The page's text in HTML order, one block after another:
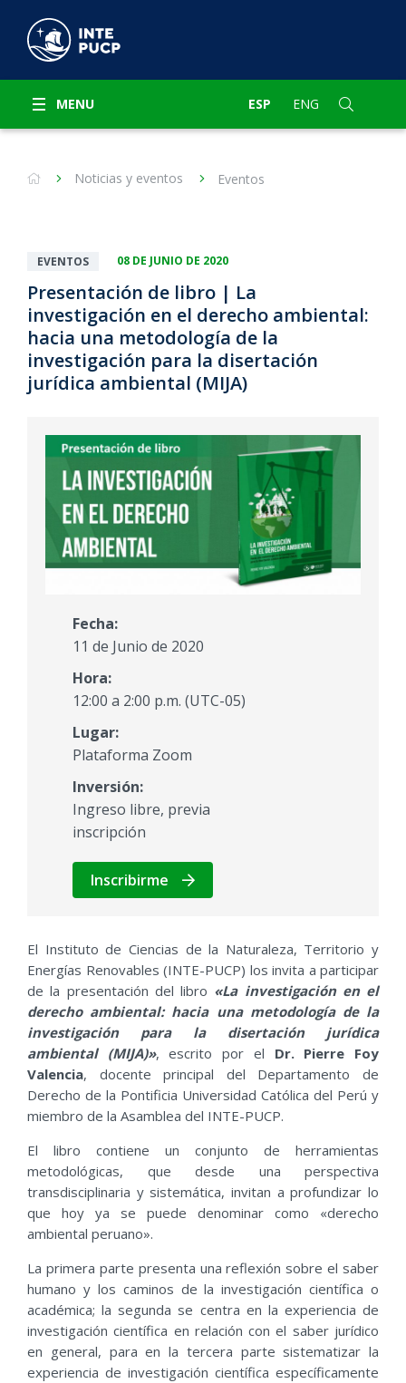
MENU ESP ENG
Noticias y eventos Eventos
EVENTOS 08 DE JUNIO DE 2020
Presentación de libro | La
investigación en el derecho ambiental:
hacia una metodología de la
investigación para la disertación
jurídica ambiental (MIJA)
Fecha:
11 de Junio de 2020
Hora:
12:00 a 2:00 p.m. (UTC-05)
Lugar:
Plataforma Zoom
Inversión:
Ingreso libre, previa
inscripción
Inscribirme
El Instituto de Ciencias de la Naturaleza, Territorio y
Energías Renovables (INTE-PUCP) los invita a participar
de la presentación del libro «La investigación en el
derecho ambiental: hacia una metodología de la
investigación para la disertación jurídica
ambiental (MIJA)», escrito por el Dr. Pierre Foy
Valencia, docente principal del Departamento de
Derecho de la Pontificia Universidad Católica del Perú y
miembro de la Asamblea del INTE-PUCP.
El libro contiene un conjunto de herramientas
metodológicas, que desde una perspectiva
transdisciplinaria y sistemática, invitan a profundizar lo
que hoy ya se puede denominar como «derecho
ambiental peruano».
La primera parte presenta una reflexión sobre el saber
humano y los caminos de la investigación científica o
académica; la segunda se centra en la experiencia de
investigación científica en relación con el saber jurídico
en general, para en la tercera parte sistematizar la
experiencia de investigación científica específicamente